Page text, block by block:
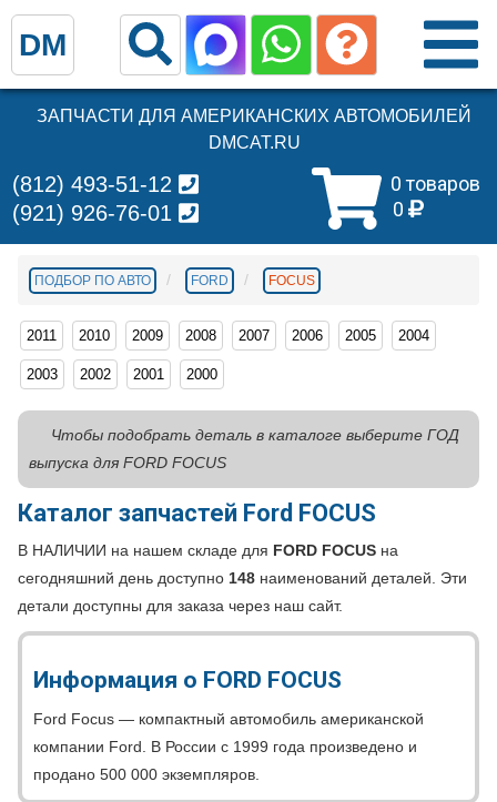
ЗАПЧАСТИ ДЛЯ АМЕРИКАНСКИХ АВТОМОБИЛЕЙ
DMCAT.RU
0 товаров
0
(812) 493-51-12
(921) 926-76-01
ПОДБОР ПО АВТО FORD FOCUS
2011 2010 2009 2008 2007 2006 2005 2004
2003 2002 2001 2000
Чтобы подобрать деталь в каталоге выберите ГОД
выпуска для FORD FOCUS
Каталог запчастей Ford FOCUS
В НАЛИЧИИ на нашем складе для FORD FOCUS на
сегодняшний день доступно 148 наименований деталей. Эти
детали доступны для заказа через наш сайт.
Информация о FORD FOCUS
Ford Focus — компактный автомобиль американской
компании Ford. В России с 1999 года произведено и
продано 500 000 экземпляров.
DM